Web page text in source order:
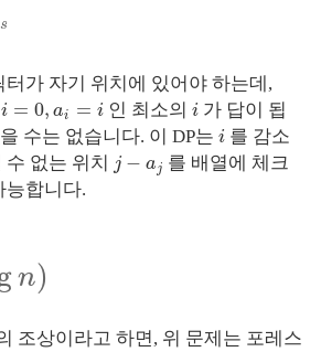
s
터가 자기 위치에 있어야 하는데,
i = 0, ai = i인 최소의 i 가 답이 됩
수는 없습니다. 이 DP는 i 를 감소
없는 위치 j − aj 를 배열에 체크
능합니다.
n)
조상이라고 하면, 위 문제는 포레스